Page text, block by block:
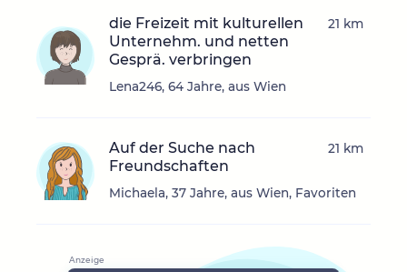
die Freizeit mit kulturellen
Unternehm. und netten
Gesprä. verbringen
Lena246, 64 Jahre, aus Wien
21 km
Auf der Suche nach
Freundschaften
Michaela, 37 Jahre, aus Wien, Favoriten
21 km